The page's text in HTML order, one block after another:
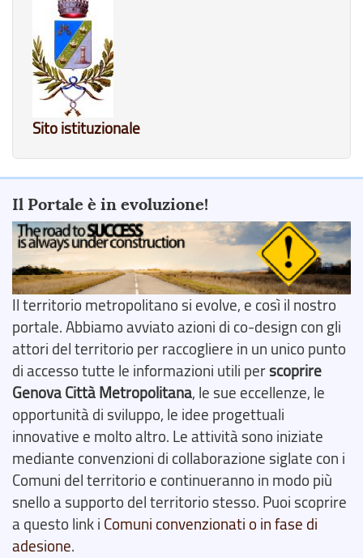
Sito istituzionale
Il Portale è in evoluzione!
Il territorio metropolitano si evolve, e così il nostro
portale. Abbiamo avviato azioni di co-design con gli
attori del territorio per raccogliere in un unico punto
di accesso tutte le informazioni utili perscoprire
Genova Città Metropolitana, le sue eccellenze, le
opportunità di sviluppo, le idee progettuali
innovative e molto altro. Le attività sono iniziate
mediante convenzioni di collaborazione siglate con i
Comuni del territorio e continueranno in modo più
snello a supporto del territorio stesso. Puoi scoprire
a questo link i Comuni convenzionati o in fase di
adesione.